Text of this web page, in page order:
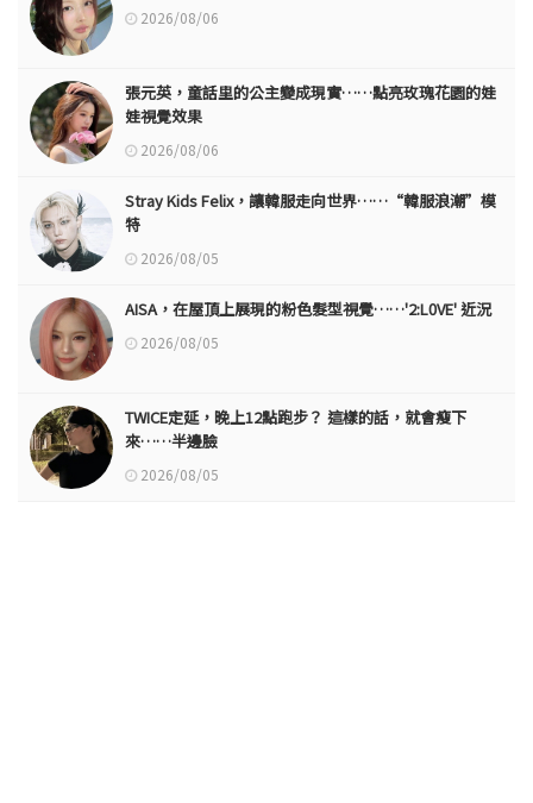
2026/08/06
張元英，童話里的公主變成現實……點亮玫瑰花園的娃
娃視覺效果
2026/08/06
Stray Kids Felix，讓韓服走向世界……“韓服浪潮”模
特
2026/08/05
AISA，在屋頂上展現的粉色髮型視覺……'2:L0VE' 近況
2026/08/05
TWICE定延，晚上12點跑步？ 這樣的話，就會瘦下
來……半邊臉
2026/08/05